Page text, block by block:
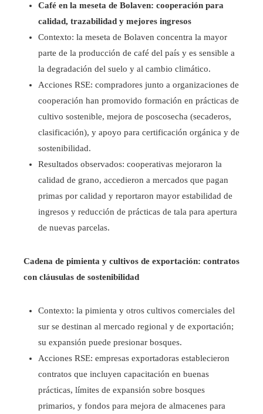
Café en la meseta de Bolaven: cooperación para
calidad, trazabilidad y mejores ingresos
Contexto: la meseta de Bolaven concentra la mayor
parte de la producción de café del país y es sensible a
la degradación del suelo y al cambio climático.
Acciones RSE: compradores junto a organizaciones de
cooperación han promovido formación en prácticas de
cultivo sostenible, mejora de poscosecha (secaderos,
clasificación), y apoyo para certificación orgánica y de
sostenibilidad.
Resultados observados: cooperativas mejoraron la
calidad de grano, accedieron a mercados que pagan
primas por calidad y reportaron mayor estabilidad de
ingresos y reducción de prácticas de tala para apertura
de nuevas parcelas.
Cadena de pimienta y cultivos de exportación: contratos
con cláusulas de sostenibilidad
Contexto: la pimienta y otros cultivos comerciales del
sur se destinan al mercado regional y de exportación;
su expansión puede presionar bosques.
Acciones RSE: empresas exportadoras establecieron
contratos que incluyen capacitación en buenas
prácticas, límites de expansión sobre bosques
primarios, y fondos para mejora de almacenes para